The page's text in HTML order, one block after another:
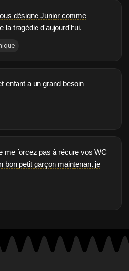
désigne Junior comme
la tragédie d'aujourd'hui.
enfant a un grand besoin
me forcez pas à récure vos WC
bon petit garçon maintenant je